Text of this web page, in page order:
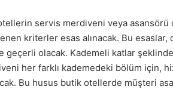
otellerin servis merdiveni veya
kriterler esas alınacak. Bu esaslar,
geçerli olacak. Kademeli katlar
her farklı kademedeki bölüm için,
Bu husus butik otellerde müşteri